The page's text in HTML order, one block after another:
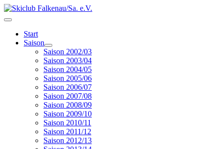
Start
Saison
Saison 2002/03
Saison 2003/04
Saison 2004/05
Saison 2005/06
Saison 2006/07
Saison 2007/08
Saison 2008/09
Saison 2009/10
Saison 2010/11
Saison 2011/12
Saison 2012/13